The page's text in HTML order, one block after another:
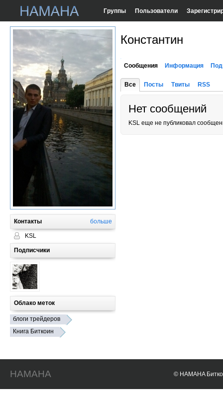
Группы Пользователи
Контакты больше
KSL
Подписчики
Облако меток
блоги трейдеров
Книга Биткоин
Константин
Сообщения Информация
Все Посты Твиты RSS
Нет сообщений
KSL еще не публиковал
HAMAHA © HAMAHA